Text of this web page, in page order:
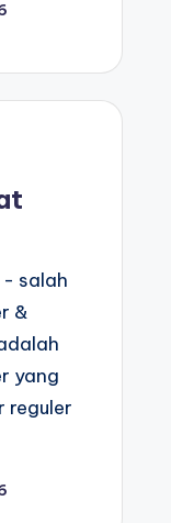
- salah
&
yang
reguler